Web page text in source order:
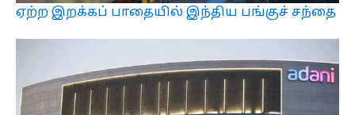
ஏற்ற இறக்கப் பாதையில் இந்திய பங்குச் சந்தை